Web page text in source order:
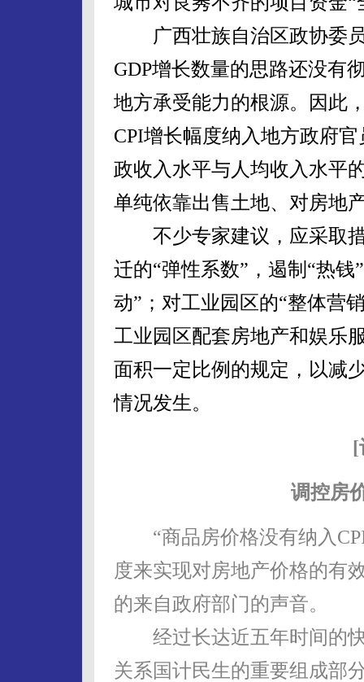
广西壮族自治区政协委员
GDP增长数量的思路还没有
地方承受能力的根源。因此
CPI增长幅度纳入地方政府
政收入水平与人均收入水平
单纯依靠出售土地、对房地
不少专家建议，应采取措
迁的“弹性系数”，遏制“热
动”；对工业园区的“整体营
工业园区配套房地产和娱乐
面积一定比例的规定，以减
情况发生。
[
调控房
“商品房价格没有纳入CPI
度来实现对房地产价格的有
的来自政府部门的声音。
经过长达近五年时间的快
关系国计民生的重要组成部